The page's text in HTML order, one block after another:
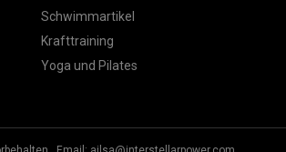
Schwimmartikel
Krafttraining
Yoga und Pilates